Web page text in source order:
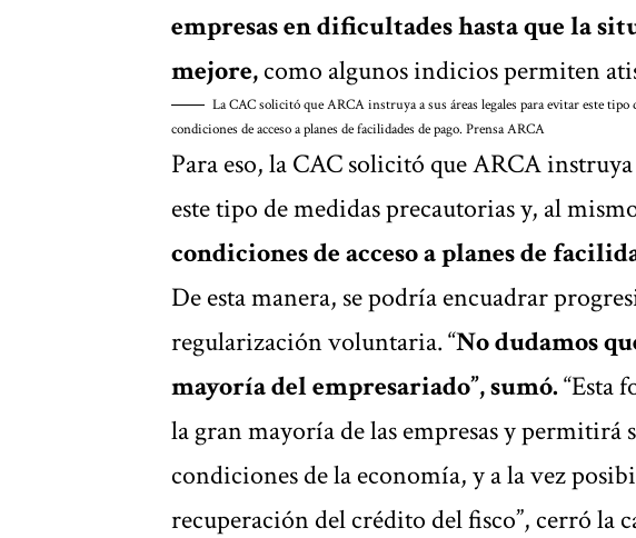
empresas en dificultades hasta que la
mejore,como algunos indicios permiten
La CAC solicitó que ARCA instruya a sus áreas legales para evitar este
condiciones de acceso a planes de facilidades de pago.Prensa ARCA
Para eso, la CAC solicitó que ARCA instruya
este tipo de medidas precautorias y, al
condiciones de acceso a planes de
De esta manera, se podría encuadrar
regularización voluntaria. “No dudamos
mayoría del empresariado”, sumó.“Esta
la gran mayoría de las empresas y permitirá
condiciones de la economía, y a la vez
recuperación del crédito del fisco”, cerró la